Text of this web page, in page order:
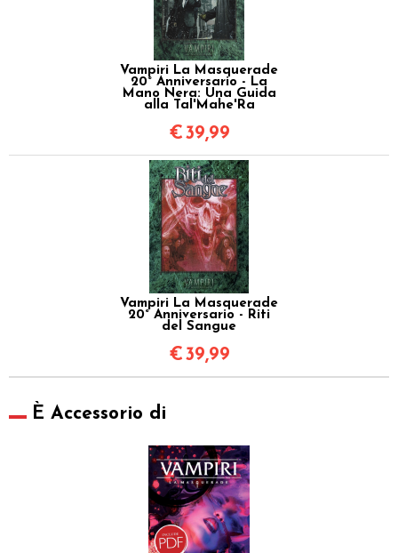
Vampiri La Masquerade
20° Anniversario - La
Mano Nera: Una Guida
alla Tal'Mahe'Ra
€39,99
Vampiri La Masquerade
20° Anniversario - Riti
del Sangue
€39,99
È Accessorio di